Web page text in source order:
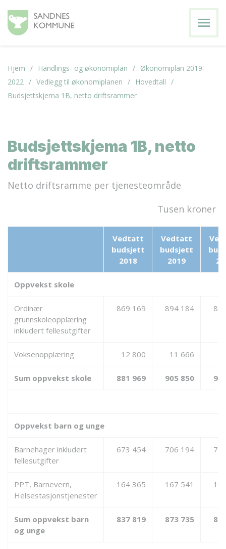
menu
Hjem Handlings- og økonomiplan
Økonomiplan 2019-
2022
Vedlegg til økonomiplanen
Hovedtall
Budsjettskjema 1B, netto driftsrammer
Budsjettskjema 1B, netto
driftsrammer
Netto driftsramme per tjenesteområde
Tusen kroner
Vedtatt
budsjett
2018
Vedtatt
budsjett
2019
Oppvekst skole
Ordinær
grunnskoleopplæring
inkludert fellesutgifter
869 169 894 184
Voksenopplæring 12 800 11 666
Sum oppvekst skole 881 969 905 850
Oppvekst barn og unge
Barnehager inkludert
fellesutgifter
673 454 706 194
PPT, Barnevern,
Helsestasjonstjenester
164 365 167 541
Sum oppvekst barn
og unge
837 819 873 735